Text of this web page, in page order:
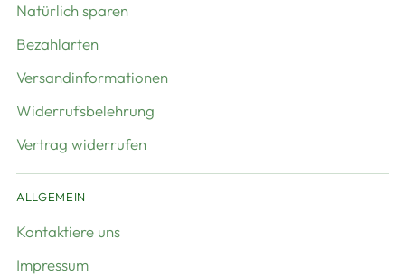
Natürlich sparen
Bezahlarten
Versandinformationen
Widerrufsbelehrung
Vertrag widerrufen
ALLGEMEIN
Kontaktiere uns
Impressum